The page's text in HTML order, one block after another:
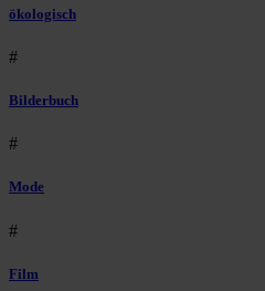
ökologisch
#
Bilderbuch
#
Mode
#
Film